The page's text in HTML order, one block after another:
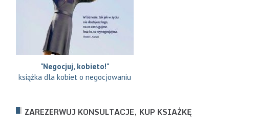
"Negocjuj, kobieto!"
książka dla kobiet o negocjowaniu
ZAREZERWUJ KONSULTACJE, KUP KSIAŻKĘ